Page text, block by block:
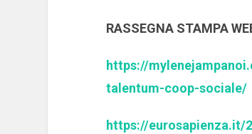
RASSEGNA STAMPA
https://
talentum-coop-sociale/
https://eurosapienza.it/